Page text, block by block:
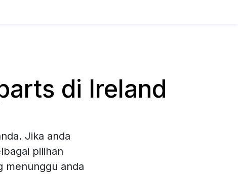
di Ireland
Jika anda
pilihan
menunggu anda